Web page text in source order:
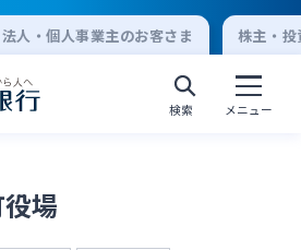
法人・個人事業主のお客さま 株主・
検索 メニュー
ターネットバンキング
場